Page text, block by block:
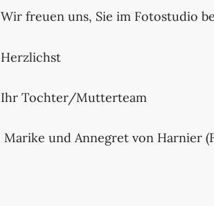
Wir freuen uns, Sie im Fotostudio
Herzlichst
Ihr Tochter/Mutterteam
Marike und Annegret von Harnier